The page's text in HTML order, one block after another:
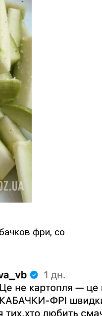
фри, со